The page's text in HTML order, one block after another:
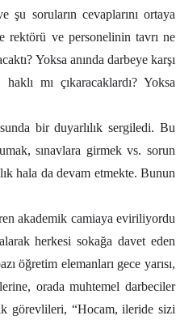
soruların cevaplarını ortaya
rektörü ve personelinin tavrı ne
Yoksa anında darbeye karşı
mı çıkaracaklardı? Yoksa
bir duyarlılık sergiledi. Bu
sınavlara girmek vs. sorun
hala da devam etmekte. Bunun
akademik camiaya eviriliyordu
herkesi sokağa davet eden
öğretim elemanları gece yarısı,
orada muhtemel darbeciler
görevlileri, “Hocam, ileride sizi